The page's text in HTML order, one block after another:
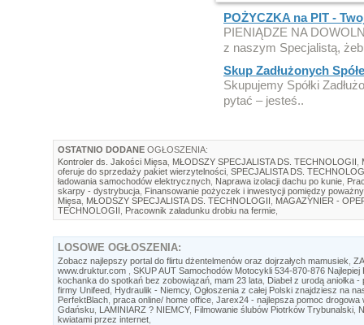
POŻYCZKA na PIT -
PIENIĄDZE NA
z naszym Specjalistą,
Skup Zadłużonych
Skupujemy Spółki
pytać – jesteś..
OSTATNIO DODANE OGŁOSZENIA:
Kontroler ds. Jakości Mięsa MŁODSZY SPECJALISTA DS. TECHNOLOGII
oferuje do sprzedaży pakiet wierzytelności SPECJALISTA DS.
ładowania samochodów elektrycznych Naprawa izolacji dachu po kunie
skarpy - dystrybucja Finansowanie pożyczek i inwestycji pomiędzy
Mięsa MŁODSZY SPECJALISTA DS. TECHNOLOGII
MAGAZYNIER -
TECHNOLOGII
Pracownik załadunku drobiu na fermie
LOSOWE OGŁOSZENIA:
Zobacz najlepszy portal do flirtu dżentelmenów oraz dojrzałych mamusiek
www.druktur.com
SKUP AUT Samochodów Motocykli 534-870-876 Najlepiej
kochanka do spotkań bez zobowiązań, mam 23 lata Diabeł z urodą aniołka
firmy Unifeed Hydraulik - Niemcy, Ogłoszenia z całej Polski znajdziesz na
PerfektBlach praca online/ home office Jarex24 - najlepsza pomoc drogowa
Gdańsku LAMINIARZ ? NIEMCY, Filmowanie ślubów Piotrków Trybunalski
kwiatami przez internet